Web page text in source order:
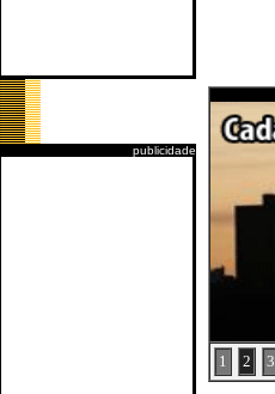
publicidade
1 2 3